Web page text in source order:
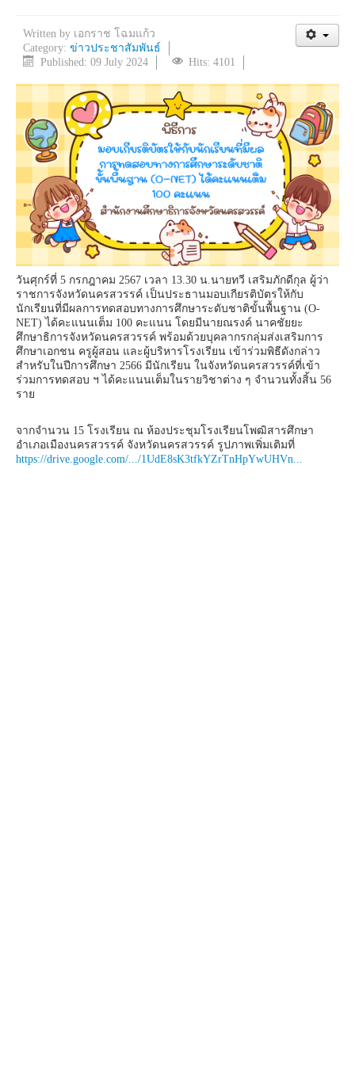
Written by เอกราช โฉมแก้ว
Category: ข่าวประชาสัมพันธ์
Published: 09 July 2024
Hits: 4101
วันศุกร์ที่ 5 กรกฎาคม 2567 เวลา 13.30 น.นายทวี เสริมภักดีกุล ผู้ว่า
ราชการจังหวัดนครสวรรค์ เป็นประธานมอบเกียรติบัตรให้กับ
นักเรียนที่มีผลการทดสอบทางการศึกษาระดับชาติขั้นพื้นฐาน (O-
NET) ได้คะแนนเต็ม 100 คะแนน โดยมีนายณรงค์ นาคชัยยะ
ศึกษาธิการจังหวัดนครสวรรค์ พร้อมด้วยบุคลากรกลุ่มส่งเสริมการ
ศึกษาเอกชน ครูผู้สอน และผู้บริหารโรงเรียน เข้าร่วมพิธีดังกล่าว
สำหรับในปีการศึกษา 2566 มีนักเรียน ในจังหวัดนครสวรรค์ที่เข้า
ร่วมการทดสอบ ฯ ได้คะแนนเต็มในรายวิชาต่าง ๆ จำนวนทั้งสิ้น 56
ราย
จากจำนวน 15 โรงเรียน ณ ห้องประชุมโรงเรียนโพฒิสารศึกษา
อำเภอเมืองนครสวรรค์ จังหวัดนครสวรรค์ รูปภาพเพิ่มเติมที่
https://drive.google.com/.../1UdE8sK3tfkYZrTnHpYwUHVn...